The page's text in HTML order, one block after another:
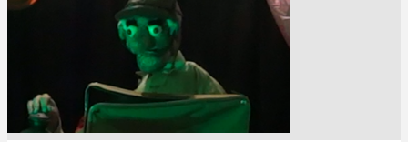
de
Gérald"